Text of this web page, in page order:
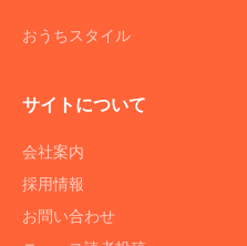
おうちスタイル
サイトについて
会社案内
採用情報
お問い合わせ